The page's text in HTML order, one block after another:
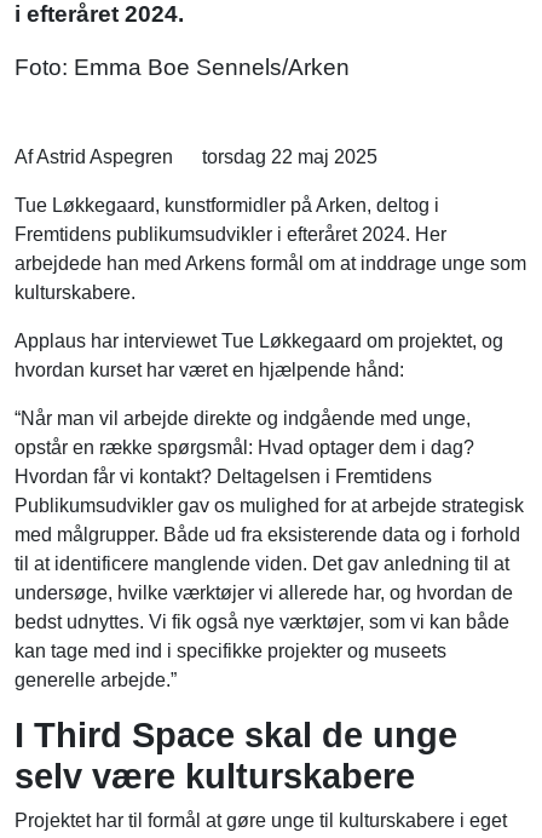
i efteråret 2024.
Foto: Emma Boe Sennels/Arken
Af Astrid Aspegren torsdag 22 maj 2025
Tue Løkkegaard, kunstformidler på Arken, deltog i
Fremtidens publikumsudvikler i efteråret 2024. Her
arbejdede han med Arkens formål om at inddrage unge som
kulturskabere.
Applaus har interviewet Tue Løkkegaard om projektet, og
hvordan kurset har været en hjælpende hånd:
“Når man vil arbejde direkte og indgående med unge,
opstår en række spørgsmål: Hvad optager dem i dag?
Hvordan får vi kontakt? Deltagelsen i Fremtidens
Publikumsudvikler gav os mulighed for at arbejde strategisk
med målgrupper. Både ud fra eksisterende data og i forhold
til at identificere manglende viden. Det gav anledning til at
undersøge, hvilke værktøjer vi allerede har, og hvordan de
bedst udnyttes. Vi fik også nye værktøjer, som vi kan både
kan tage med ind i specifikke projekter og museets
generelle arbejde.”
I Third Space skal de unge
selv være kulturskabere
Projektet har til formål at gøre unge til kulturskabere i eget